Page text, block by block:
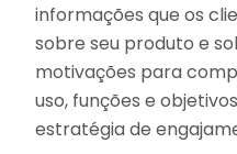
informações que os
sobre seu produto e
motivações para
uso, funções e
estratégia de